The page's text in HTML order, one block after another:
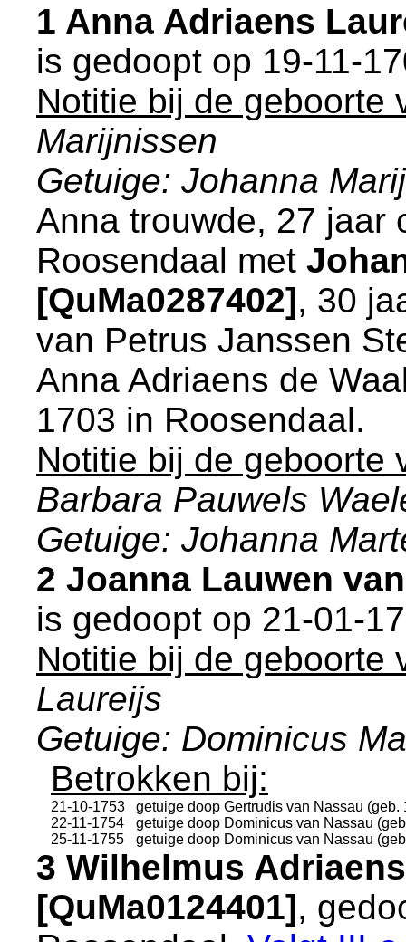
1 Anna Adriaens
is gedoopt op 19-11-
Notitie bij de geboorte
Marijnissen
Getuige: Johanna
Anna trouwde, 27 jaar
Roosendaal met
[QuMa0287402], 30
van Petrus Janssen
Anna Adriaens de
1703 in Roosendaal.
Notitie bij de geboorte
Barbara Pauwels
Getuige: Johanna
2 Joanna Lauwen
is gedoopt op 21-01-
Notitie bij de geboorte
Laureijs
Getuige: Dominicus
Betrokken bij:
21-10-1753 getuige doop Gertrudis van Nassau
22-11-1754
getuige doop Dominicus van Nassau
25-11-1755
getuige doop Dominicus van Nassau
3 Wilhelmus
[QuMa0124401],